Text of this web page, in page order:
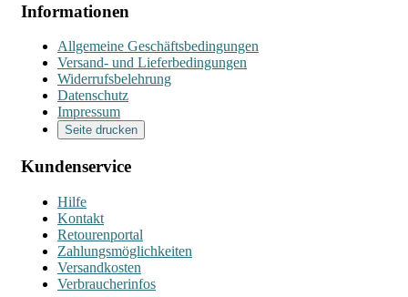
Informationen
Allgemeine Geschäftsbedingungen
Versand- und Lieferbedingungen
Widerrufsbelehrung
Datenschutz
Impressum
Seite drucken
Kundenservice
Hilfe
Kontakt
Retourenportal
Zahlungsmöglichkeiten
Versandkosten
Verbraucherinfos